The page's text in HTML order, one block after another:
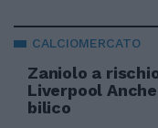
CALCIOMERCATO
Zaniolo a
Liverpool
bilico